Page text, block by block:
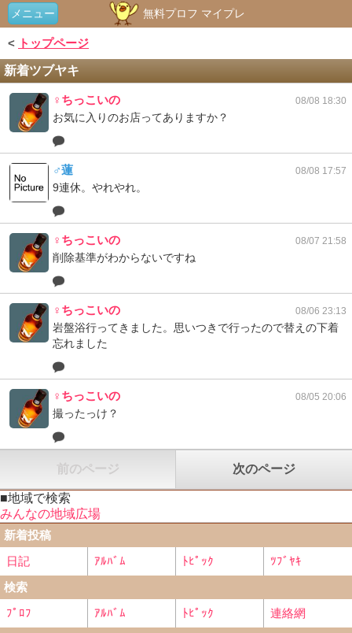
メニュー 無料プロフ マイプレ
< トップページ
新着ツブヤキ
♀ちっこいの 08/08 18:30
お気に入りのお店ってありますか？
♂蓮 08/08 17:57
9連休。やれやれ。
♀ちっこいの 08/07 21:58
削除基準がわからないですね
♀ちっこいの 08/06 23:13
岩盤浴行ってきました。思いつきで行ったので替えの下着
忘れました
♀ちっこいの 08/05 20:06
撮ったっけ？
前のページ 次のページ
■地域で検索
みんなの地域広場
新着投稿
日記
ｱﾙﾊﾞﾑ ﾄﾋﾟｯｸ
ﾂﾌﾞﾔｷ
検索
ﾌﾟﾛﾌ
ｱﾙﾊﾞﾑ ﾄﾋﾟｯｸ
連絡網